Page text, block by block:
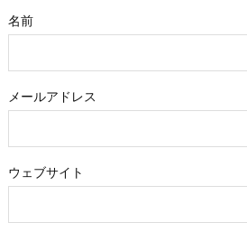
名前
メールアドレス
ウェブサイト